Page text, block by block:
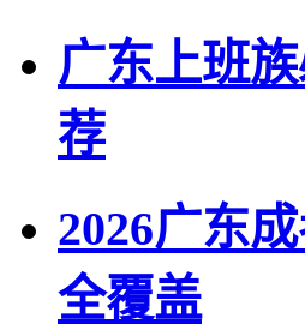
广东上班
荐
2026广东
全覆盖